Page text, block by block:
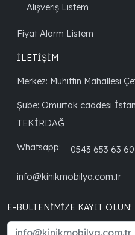
Alışveriş Listem
Fiyat Alarm Listem
İLETİŞİM
Merkez: Muhittin Mahallesi
Şube: Omurtak caddesi
TEKİRDAĞ
Whatsapp: 0543 653 63 60
info@kinikmobilya.com.tr
E-BÜLTENIMIZE KAYIT OLUN!